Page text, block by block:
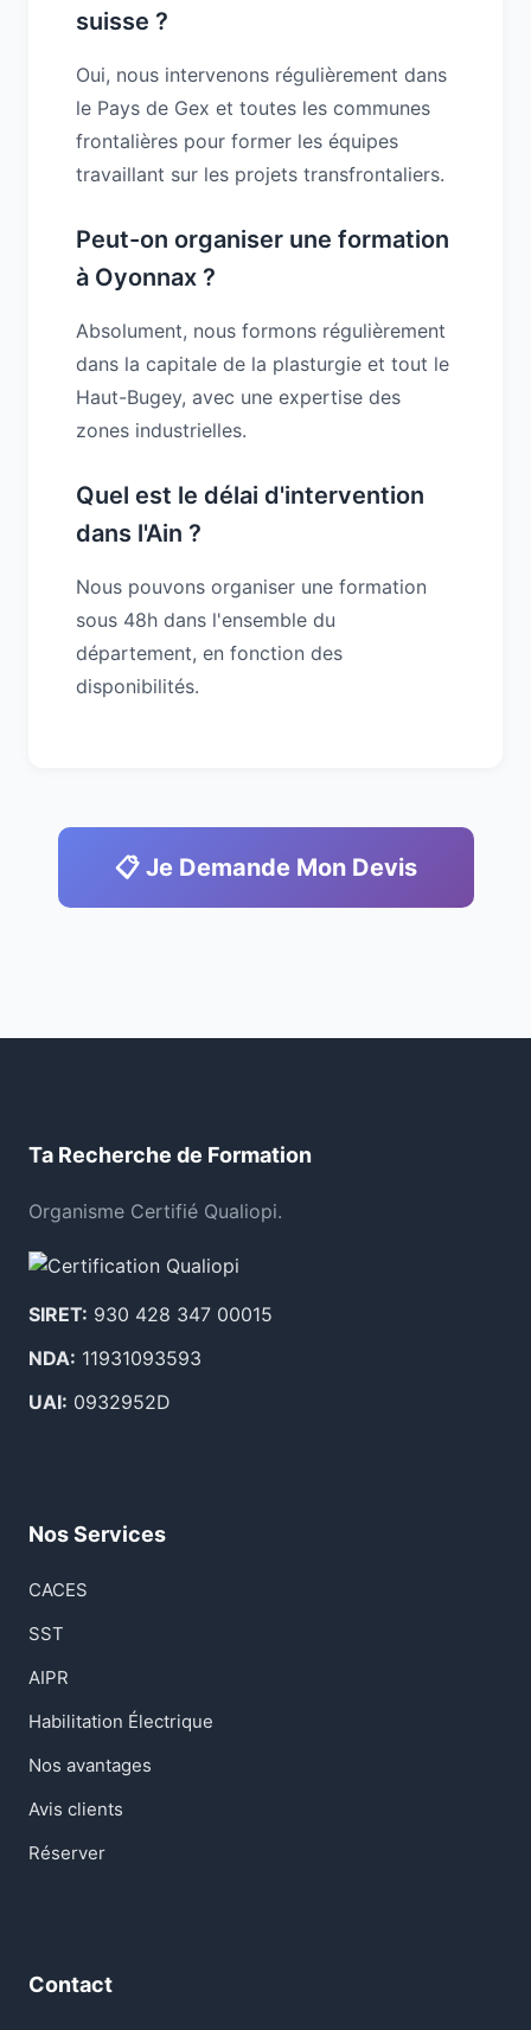
suisse ?
Oui, nous intervenons régulièrement dans
le Pays de Gex et toutes les communes
frontalières pour former les équipes
travaillant sur les projets transfrontaliers.
Peut-on organiser une formation
à Oyonnax ?
Absolument, nous formons régulièrement
dans la capitale de la plasturgie et tout le
Haut-Bugey, avec une expertise des
zones industrielles.
Quel est le délai d'intervention
dans l'Ain ?
Nous pouvons organiser une formation
sous 48h dans l'ensemble du
département, en fonction des
disponibilités.
📋 Je Demande Mon Devis
Ta Recherche de Formation
Organisme Certifié Qualiopi.
SIRET: 930 428 347 00015
NDA: 11931093593
UAI: 0932952D
Nos Services
CACES
SST
AIPR
Habilitation Électrique
Nos avantages
Avis clients
Réserver
Contact